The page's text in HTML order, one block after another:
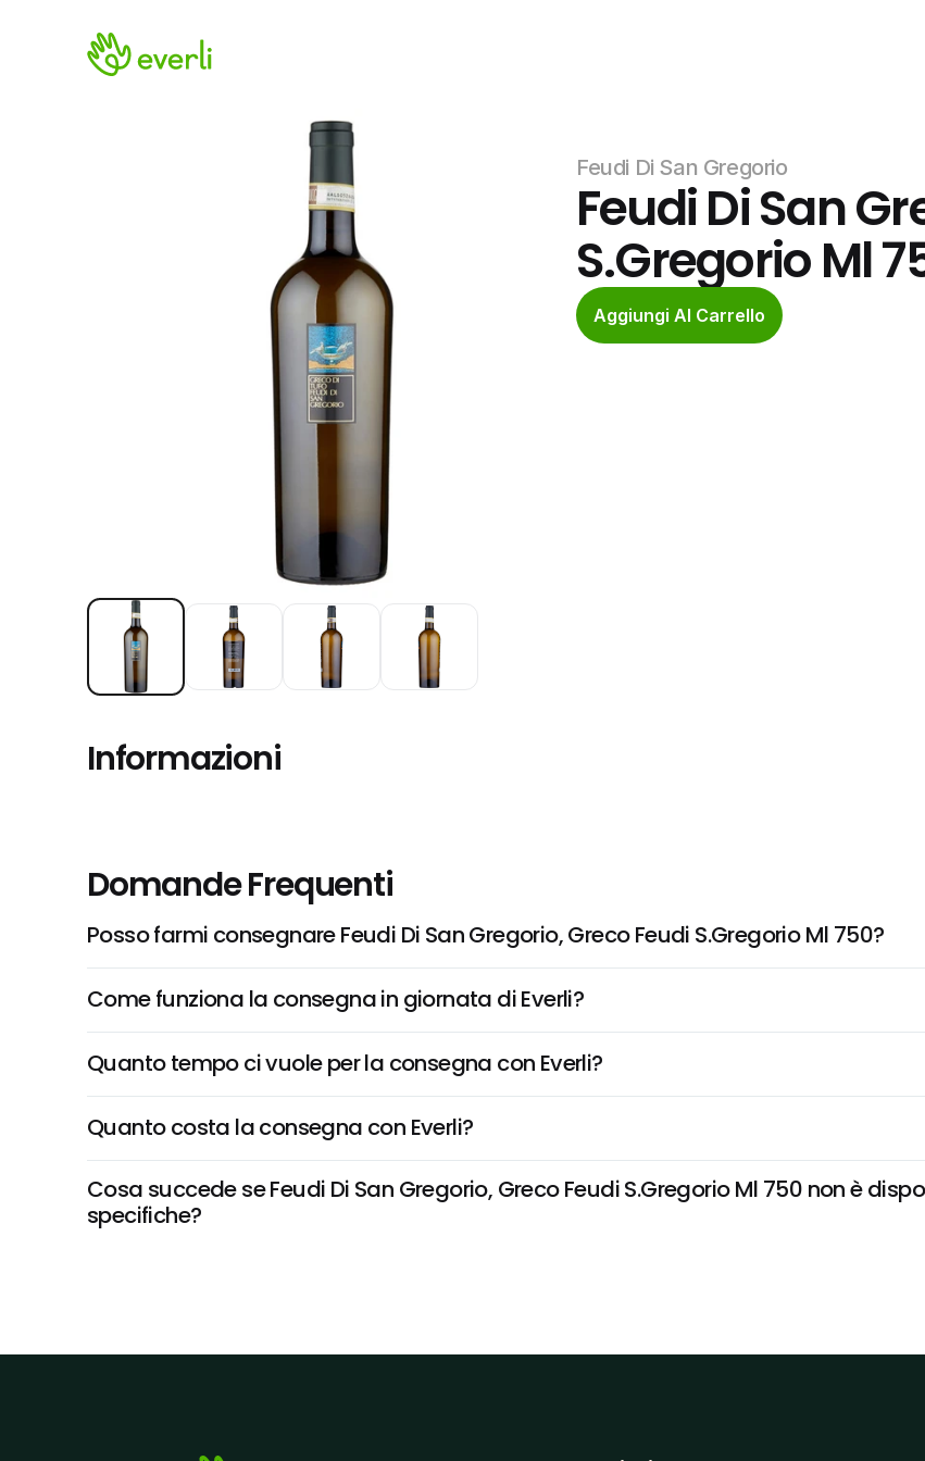
Feudi Di San Gregorio
Feudi Di San
S.Gregorio Ml
Aggiungi Al Carrello
Informazioni
Domande Frequenti
Posso farmi consegnare Feudi Di San Gregorio, Greco Feudi S.Gregorio Ml 750?
Come funziona la consegna in giornata di Everli?
Quanto tempo ci vuole per la consegna con Everli?
Quanto costa la consegna con Everli?
Cosa succede se Feudi Di San Gregorio, Greco Feudi S.Gregorio Ml 750 non è
specifiche?